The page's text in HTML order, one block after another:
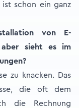
ist schon ein ganz
von E-
sieht es im
zu knacken. Das
die oft dem
die Rechnung